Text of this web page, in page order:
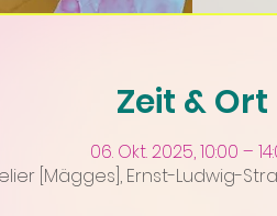
Zeit & Ort
06. Okt. 2025, 10:00 –
[Mägges], Ernst-Ludwig-